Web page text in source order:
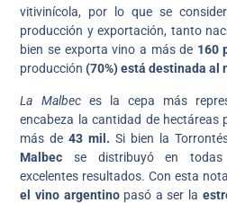
vitivinícola, por lo que se
producción y exportación, tanto
bien se exporta vino a más de 160
producción(70%) está destinada al
La Malbec es la cepa más
encabeza la cantidad de hectáreas
más de43 mil.Si bien la
Malbec se distribuyó en todas
excelentes resultados. Con esta
el vino argentinopasó a ser la